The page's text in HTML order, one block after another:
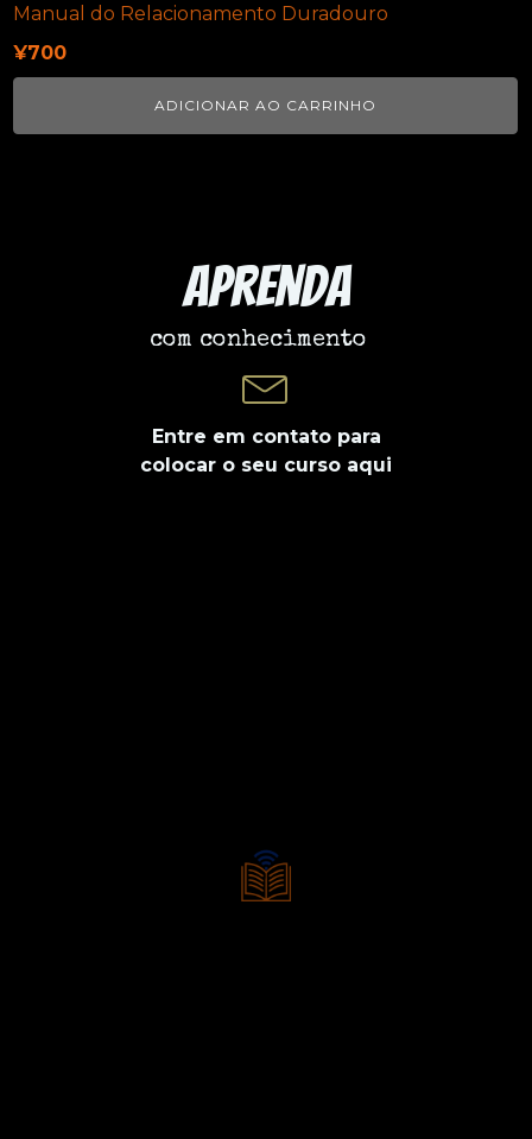
Manual do Relacionamento Duradouro
¥700
ADICIONAR AO CARRINHO
Aprenda
com conhecimento
Entre em contato para
colocar o seu curso aqui